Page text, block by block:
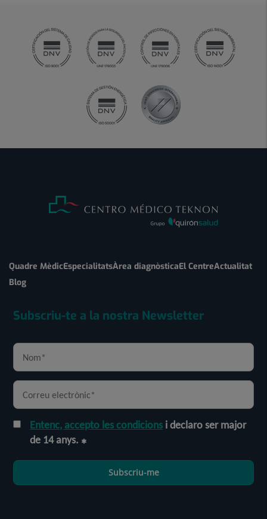
Quadre MèdicEspecialitatsÀrea diagnòsticaEl CentreActualitat
Blog
Subscriu-te a la nostra Newsletter
Entenc, accepto les condicions i declaro ser major
de 14 anys.
Subscriu-me